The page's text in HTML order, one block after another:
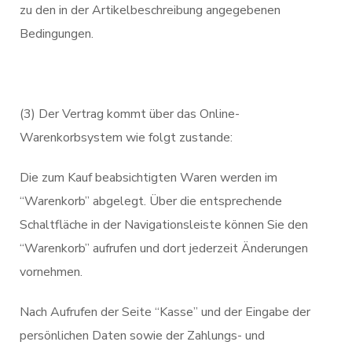
zu den in der Artikelbeschreibung angegebenen
Bedingungen.
(3) Der Vertrag kommt über das Online-
Warenkorbsystem wie folgt zustande:
Die zum Kauf beabsichtigten Waren werden im
“Warenkorb” abgelegt. Über die entsprechende
Schaltfläche in der Navigationsleiste können Sie den
“Warenkorb” aufrufen und dort jederzeit Änderungen
vornehmen.
Nach Aufrufen der Seite “Kasse” und der Eingabe der
persönlichen Daten sowie der Zahlungs- und